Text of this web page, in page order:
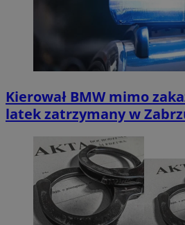
Kierował BMW mimo
latek zatrzymany w